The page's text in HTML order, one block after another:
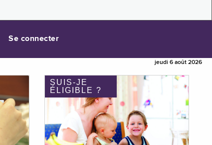
Se connecter
jeudi 6 août 2026
SUIS-JE
ÉLIGIBLE ?